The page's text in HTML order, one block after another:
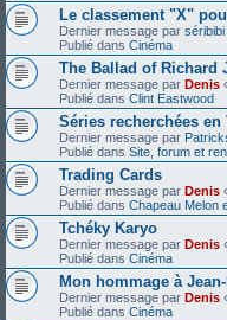
Le classement "X"
Dernier message par séribibi
Publié dans Cinéma
The Ballad of Richard
Dernier message par Denis
Publié dans Clint Eastwood
Séries recherchées en
Dernier message par
Publié dans Site, forum et
Trading Cards
Dernier message par Denis
Publié dans Chapeau Melon
Tchéky Karyo
Dernier message par Denis
Publié dans Cinéma
Mon hommage à
Dernier message par Denis
Publié dans Cinéma